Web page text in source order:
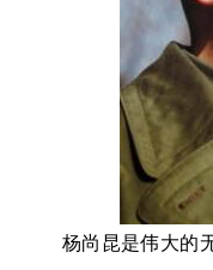
杨尚昆是伟大的